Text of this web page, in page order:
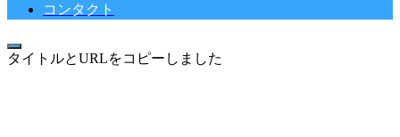
コンタクト
タイトルとURLをコピーしました